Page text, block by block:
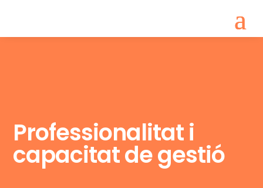
Professionalitat i
capacitat de gestió